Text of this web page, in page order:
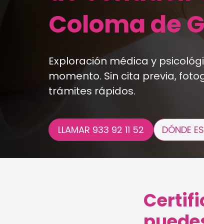
Coloma de
Exploración médica y
momento. Sin cita previa,
trámites rápidos.
LLAMAR 933 92 11 52 DÓNDE